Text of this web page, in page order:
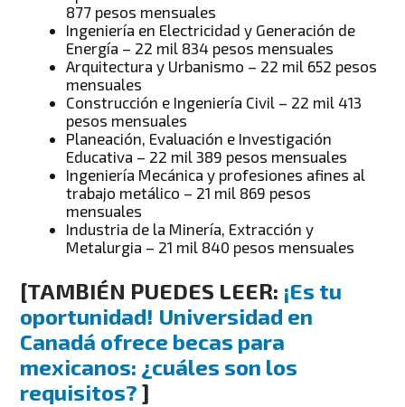
877 pesos mensuales
Ingeniería en Electricidad y Generación de
Energía – 22 mil 834 pesos mensuales
Arquitectura y Urbanismo – 22 mil 652 pesos
mensuales
Construcción e Ingeniería Civil – 22 mil 413
pesos mensuales
Planeación, Evaluación e Investigación
Educativa – 22 mil 389 pesos mensuales
Ingeniería Mecánica y profesiones afines al
trabajo metálico – 21 mil 869 pesos
mensuales
Industria de la Minería, Extracción y
Metalurgia – 21 mil 840 pesos mensuales
[TAMBIÉN PUEDES LEER: ¡Es tu
oportunidad! Universidad en
Canadá ofrece becas para
mexicanos: ¿cuáles son los
requisitos?]